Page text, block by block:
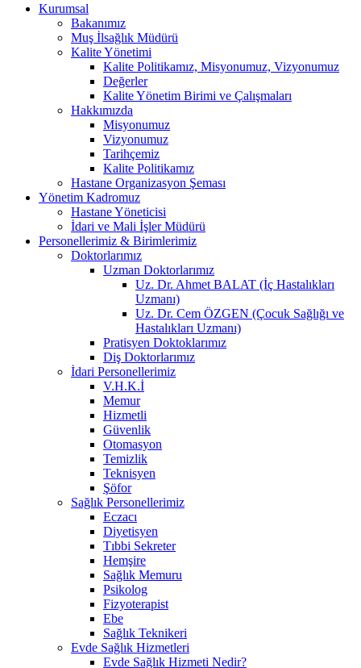
Kurumsal
Bakanımız
Muş İlsağlık Müdürü
Kalite Yönetimi
Kalite Politikamız, Misyonumuz, Vizyonumuz
Değerler
Kalite Yönetim Birimi ve Çalışmaları
Hakkımızda
Misyonumuz
Vizyonumuz
Tarihçemiz
Kalite Politikamız
Hastane Organizasyon Şeması
Yönetim Kadromuz
Hastane Yöneticisi
İdari ve Mali İşler Müdürü
Personellerimiz & Birimlerimiz
Doktorlarımız
Uzman Doktorlarımız
Uz. Dr. Ahmet BALAT (İç Hastalıkları
Uzmanı)
Uz. Dr. Cem ÖZGEN (Çocuk Sağlığı ve
Hastalıkları Uzmanı)
Pratisyen Doktoklarımız
Diş Doktorlarımız
İdari Personellerimiz
V.H.K.İ
Memur
Hizmetli
Güvenlik
Otomasyon
Temizlik
Teknisyen
Şöfor
Sağlık Personellerimiz
Eczacı
Diyetisyen
Tıbbi Sekreter
Hemşire
Sağlık Memuru
Psikolog
Fizyoterapist
Ebe
Sağlık Teknikeri
Evde Sağlık Hizmetleri
Evde Sağlık Hizmeti Nedir?